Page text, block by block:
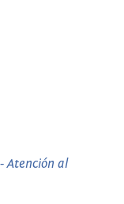
Atención al